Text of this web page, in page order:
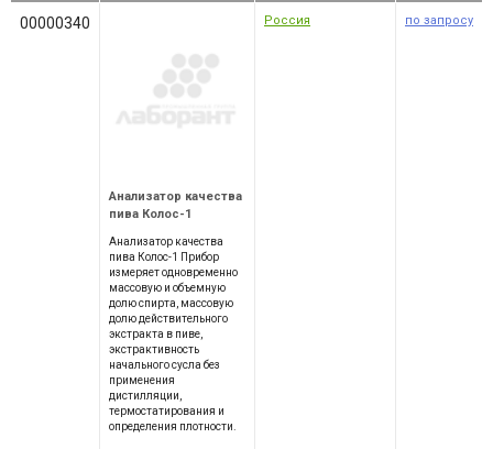
00000340
Анализатор качества
пива Колос-1
Анализатор качества
пива Колос-1 Прибор
измеряет одновременно
массовую и объемную
долю спирта, массовую
долю действительного
экстракта в пиве,
экстрактивность
начального сусла без
применения
дистилляции,
термостатирования и
определения плотности.
Россия по запросу